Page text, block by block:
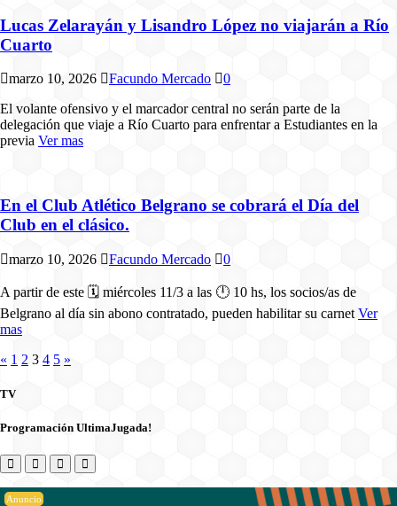
Lucas Zelarayán y Lisandro López no viajarán a Río
Cuarto
marzo 10, 2026 Facundo Mercado
0
El volante ofensivo y el marcador central no serán parte de la
delegación que viaje a Río Cuarto para enfrentar a Estudiantes en la
previa Ver mas
En el Club Atlético Belgrano se cobrará el Día del
Club en el clásico.
marzo 10, 2026 Facundo Mercado 0
A partir de este 🗓️ miércoles 11/3 a las 🕛 10 hs, los socios/as de
Belgrano al día sin abono contratado, pueden habilitar su carnet Ver
mas
« 1 2 3 4 5 »
TV
Programación UltimaJugada!
Anuncio